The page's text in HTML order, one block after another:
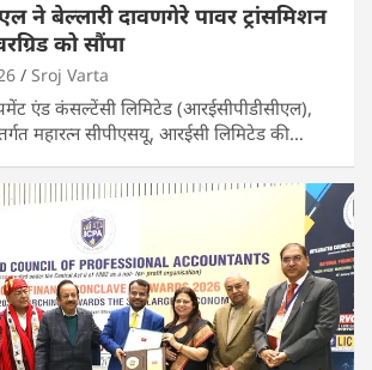
ने बेल्लारी दावणगेरे पावर ट्रांसमिशन
को सौंपा
Sroj Varta
एंड कंसल्टेंसी लिमिटेड (आरईसीपीडीसीएल),
महारत्न सीपीएसयू, आरईसी लिमिटेड की…